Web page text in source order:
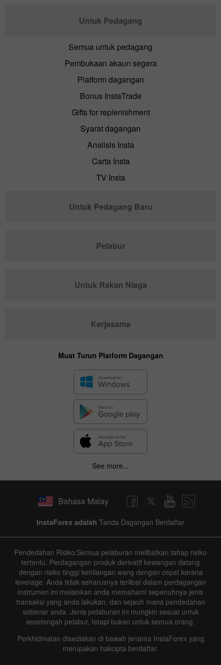
Untuk Pedagang
Semua untuk pedagang
Pembukaan akaun segera
Platform dagangan
Bonus InstaTrade
Gifts for replenishment
Syarat dagangan
Analisis Insta
Carta Insta
TV Insta
Untuk Pedagang Baru
Pelabur
Untuk Rakan Niaga
Kerjasama
Muat Turun Platform Dagangan
See more...
Bahasa Malay
InstaForex adalah Tanda Dagangan Berdaftar
Pendedahan Risiko:Semua pelaburan melibatkan tahap risiko
tertentu. Perdagangan produk derivatif kewangan datang
dengan risiko tinggi kehilangan wang dengan cepat kerana
leverage. Anda tidak seharusnya terlibat dalam perdagangan
instrumen ini melainkan anda memahami sepenuhnya jenis
transaksi yang anda lakukan, dan sejauh mana pendedahan
sebenar anda. Jenis pelaburan ini mungkin sesuai untuk
sesetengah pelabur, tetapi bukan untuk semua orang.
Perkhidmatan disediakan di bawah jenama InstaForex yang
merupakan hakcipta berdaftar.